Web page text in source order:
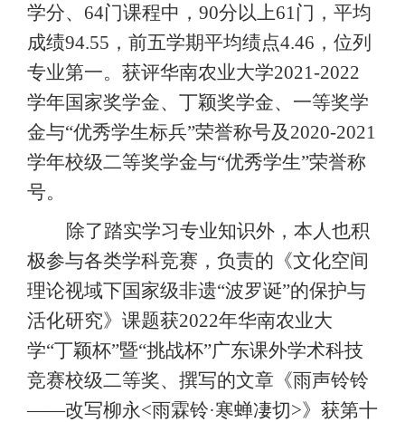
学分、 64门课程中， 90分以上61门，平均
成绩94.55 ，前五学期平均绩点4.46 ，位列
专业第一。获评华南农业大学2021-2022
学年国家奖学金、丁颖奖学金、一等奖学
金与“优秀学生标兵”荣誉称号及2020-2021
学年校级二等奖学金与“优秀学生”荣誉称
号。
除了踏实学习专业知识外，本人也积
极参与各类学科竞赛，负责的《文化空间
理论视域下国家级非遗“波罗诞”的保护与
活化研究》课题获2022年华南农业大
学“丁颖杯”暨“挑战杯”广东课外学术科技
竞赛校级二等奖、撰写的文章《雨声铃铃
——改写柳永<雨霖铃·寒蝉凄切>》获第十